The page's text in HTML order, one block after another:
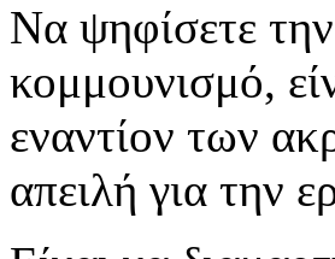
Να ψηφίσετε
κομμουνισμό,
εναντίον των
απειλή για την